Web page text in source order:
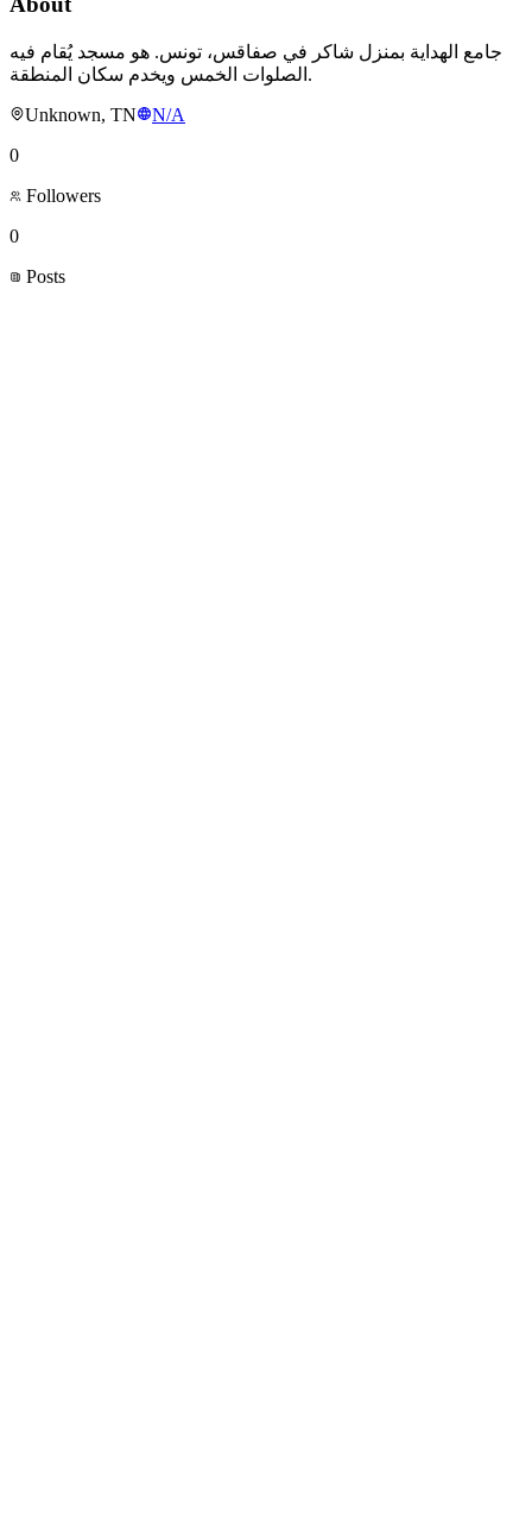
جامع الهداية بمنزل شاكر في صفاقس، تونس. هو مسجد يُقام فيه
الصلوات الخمس ويخدم سكان المنطقة.
Unknown, TN
N/A
0
Followers
0
Posts